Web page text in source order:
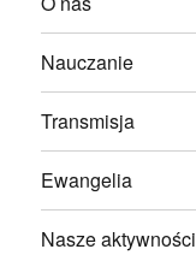
Nauczanie
Transmisja
Ewangelia
Nasze aktywności